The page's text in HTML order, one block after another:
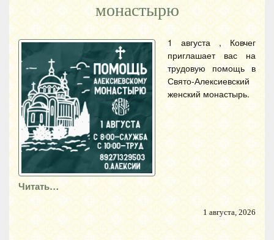
монастырю
1 августа , Ковчег
приглашает вас на
трудовую помощь в
Свято-Алексиевский
женский монастырь.
Читать…
1 августа, 2026